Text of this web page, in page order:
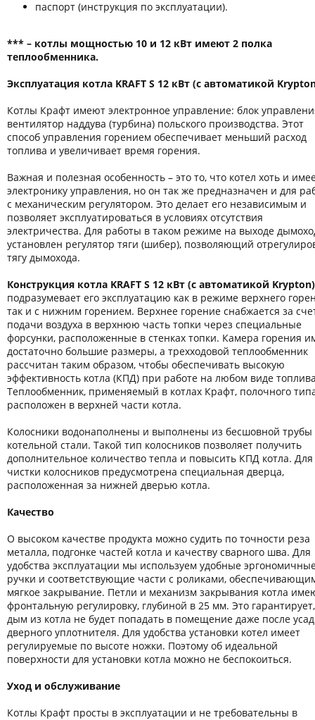
паспорт (инструкция по эксплуатации).
*** – котлы мощностью 10 и 12 кВт имеют 2 полка
теплообменника.
Эксплуатация котла KRAFT S 12 кВт (с автоматикой
Котлы Крафт имеют электронное управление: блок
вентилятор наддува (турбина) польского производства. Этот
способ управления горением обеспечивает меньший расход
топлива и увеличивает время горения.
Важная и полезная особенность – это то, что котел хоть и
электронику управления, но он так же предназначен и для
с механическим регулятором. Это делает его независимым и
позволяет эксплуатироваться в условиях отсутствия
электричества. Для работы в таком режиме на выходе
установлен регулятор тяги (шибер), позволяющий
тягу дымохода.
Конструкция котла KRAFT S 12 кВт (с автоматикой Krypton)
подразумевает его эксплуатацию как в режиме верхнего
так и с нижним горением. Верхнее горение снабжается за
подачи воздуха в верхнюю часть топки через специальные
форсунки, расположенные в стенках топки. Камера горения
достаточно большие размеры, а трехходовой теплообменник
рассчитан таким образом, чтобы обеспечивать высокую
эффективность котла (КПД) при работе на любом виде
Теплообменник, применяемый в котлах Крафт, полочного
расположен в верхней части котла.
Колосники водонаполнены и выполнены из бесшовной трубы
котельной стали. Такой тип колосников позволяет получить
дополнительное количество тепла и повысить КПД котла. Для
чистки колосников предусмотрена специальная дверца,
расположенная за нижней дверью котла.
Качество
О высоком качестве продукта можно судить по точности реза
металла, подгонке частей котла и качеству сварного шва. Для
удобства эксплуатации мы используем удобные
ручки и соответствующие части с роликами,
мягкое закрывание. Петли и механизм закрывания котла
фронтальную регулировку, глубиной в 25 мм. Это
дым из котла не будет попадать в помещение даже после
дверного уплотнителя. Для удобства установки котел имеет
регулируемые по высоте ножки. Поэтому об идеальной
поверхности для установки котла можно не беспокоиться.
Уход и обслуживание
Котлы Крафт просты в эксплуатации и не требовательны в